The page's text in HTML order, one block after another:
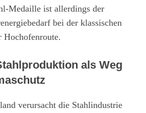
Medaille ist allerdings der
bei der klassischen
Hochofenroute.
als Weg
verursacht die Stahlindustrie